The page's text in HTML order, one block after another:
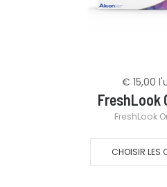
€ 15,00
FreshLook
FreshLook
CHOISIR LES